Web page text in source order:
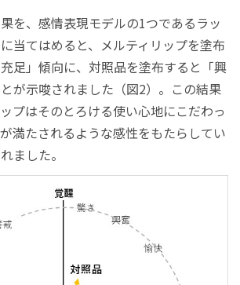
を、感情表現モデルの1つであるラッ
当てはめると、メルティリップを塗布
足」傾向に、対照品を塗布すると「興
が示唆されました（図2）。この結果
プはそのとろける使い心地にこだわっ
満たされるような感性をもたらしてい
ました。